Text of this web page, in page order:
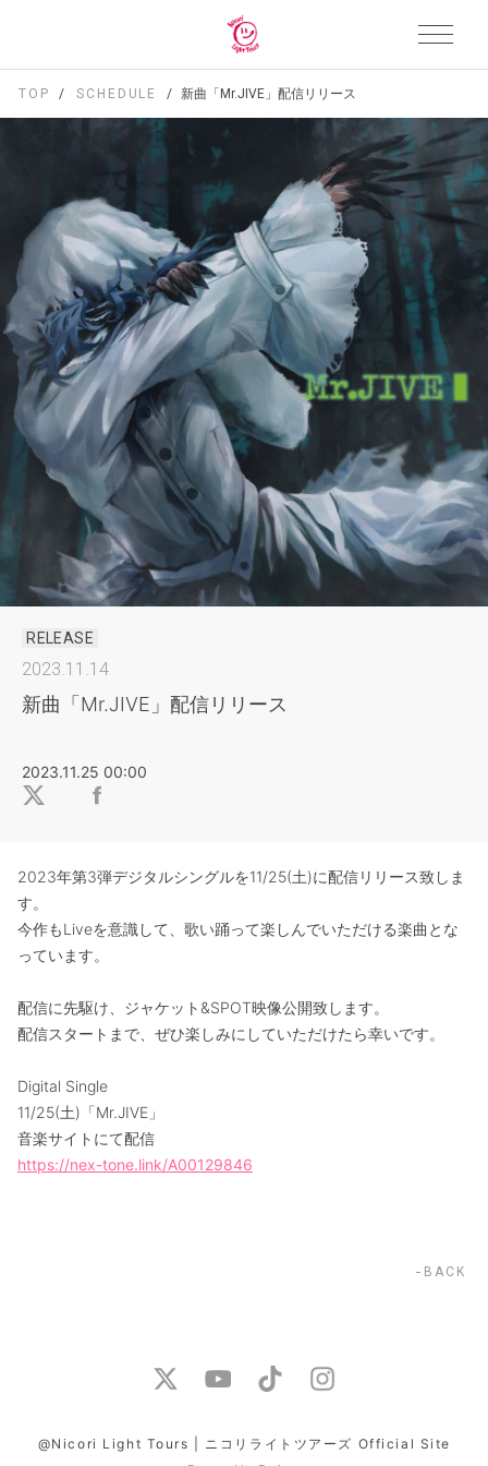
TOP SCHEDULE 新曲「Mr.JIVE」配信リリース
RELEASE
2023.11.14
新曲「Mr.JIVE」配信リリース
2023.11.25 00:00
2023年第3弾デジタルシングルを11/25(土)に配信リリース致しま
す。
今作もLiveを意識して、歌い踊って楽しんでいただける楽曲とな
っています。
配信に先駆け、ジャケット&SPOT映像公開致します。
配信スタートまで、ぜひ楽しみにしていただけたら幸いです。
Digital Single
11/25(土)「Mr.JIVE」
音楽サイトにて配信
https://nex-tone.link/A00129846
BACK
@Nicori Light Tours | ニコリライトツアーズ Official Site